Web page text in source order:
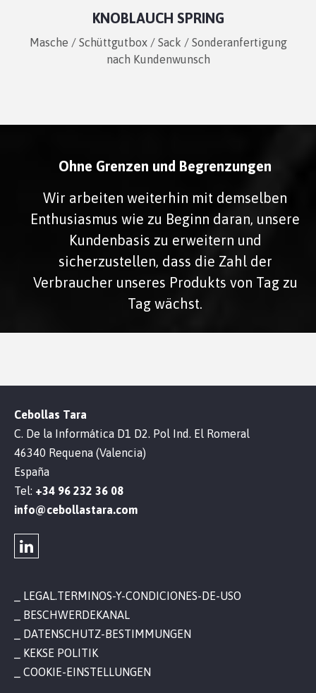
KNOBLAUCH SPRING
Masche / Schüttgutbox / Sack / Sonderanfertigung
nach Kundenwunsch
Ohne Grenzen und Begrenzungen
Wir arbeiten weiterhin mit demselben
Enthusiasmus wie zu Beginn daran, unsere
Kundenbasis zu erweitern und
sicherzustellen, dass die Zahl der
Verbraucher unseres Produkts von Tag zu
Tag wächst.
Cebollas Tara
C. De la Informática D1 D2. Pol Ind. El Romeral
46340 Requena (Valencia)
España
Tel: +34 96 232 36 08
info@cebollastara.com
LEGAL.TERMINOS-Y-CONDICIONES-DE-USO
BESCHWERDEKANAL
DATENSCHUTZ-BESTIMMUNGEN
KEKSE POLITIK
COOKIE-EINSTELLUNGEN